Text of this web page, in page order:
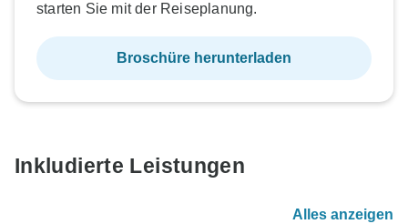
starten Sie mit der Reiseplanung.
Broschüre herunterladen
Inkludierte Leistungen
Alles anzeigen